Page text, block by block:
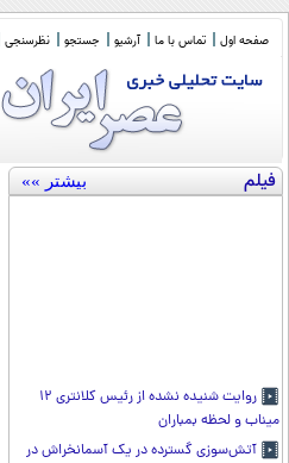
صفحه اول تماس با ما آرشیو جستجو نظرسنجی
فیلم بیشتر »»
روایت شنیده نشده از رئیس کلانتری ۱۲
میناب و لحظه بمباران
آتش‌سوزی گسترده در یک آسمانخراش در